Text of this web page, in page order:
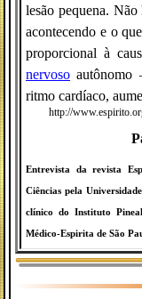
lesão pequena.
acontecendo e o
proporcional à
nervoso autônomo
ritmo cardíaco,
http://
Entrevista da revista
Ciências pela
clínico do Instituto
Médico-Espirita de São